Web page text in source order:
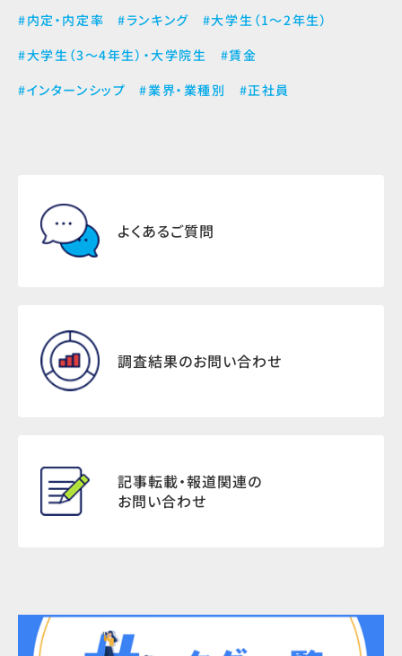
#内定・内定率 #ランキング
#大学生（1～2年生）
#大学生（3～4年生）・大学院生
#賃金
#インターンシップ
#業界・業種別 #正社員
よくあるご質問
調査結果のお問い合わせ
記事転載・報道関連の
お問い合わせ